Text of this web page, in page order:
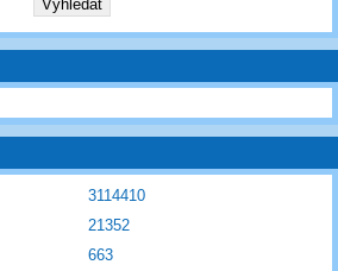
3114410
21352
663